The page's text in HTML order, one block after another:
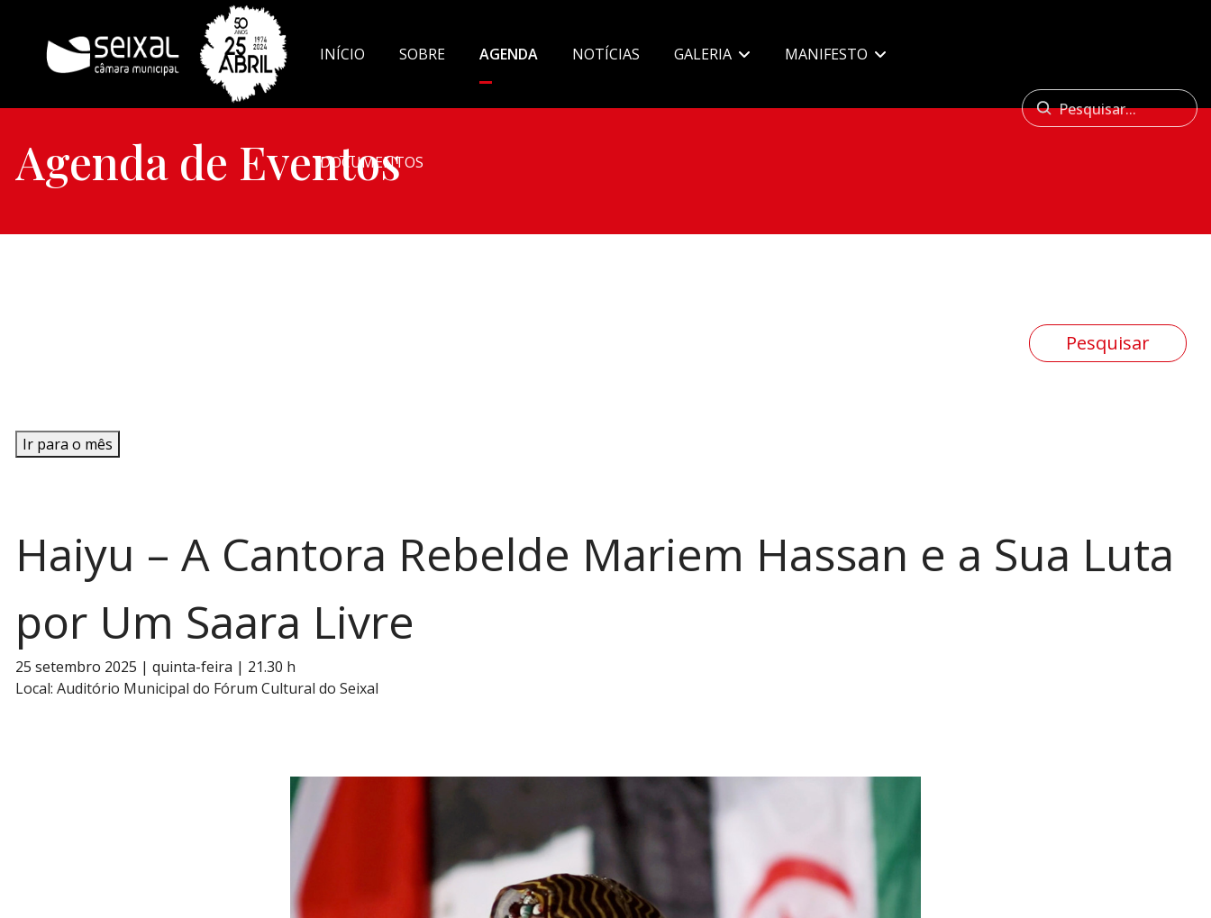
INÍCIO SOBRE AGENDA NOTÍCIAS GALERIA MANIFESTO
DOCUMENTOS
Agenda de Eventos
Ir para o mês
Haiyu – A Cantora Rebelde Mariem Hassan e a Sua Luta
por Um Saara Livre
25 setembro 2025 | quinta-feira | 21.30 h
Local: Auditório Municipal do Fórum Cultural do Seixal